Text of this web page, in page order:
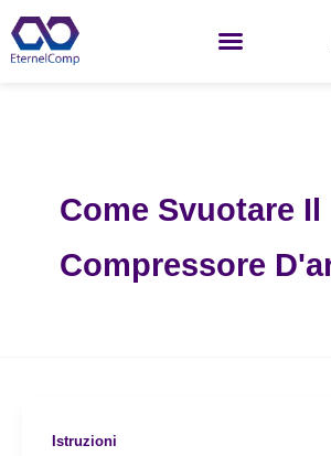
Passa
al
contenuto
Come Svuotare Il
Compressore
Istruzioni